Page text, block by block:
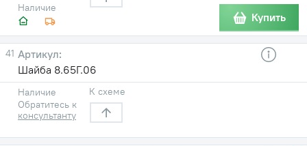
Наличие
Купить
41
Шайба 8.65Г.06
Наличие
Обратитесь к
консультанту
К схеме